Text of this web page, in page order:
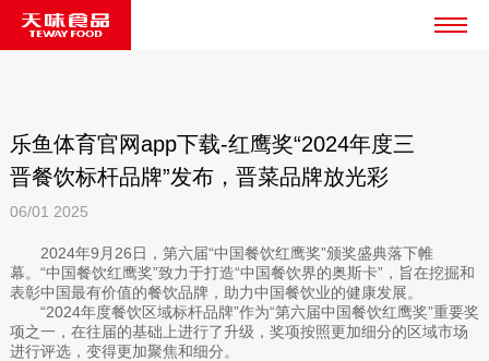
乐鱼体育官网app下载-红鹰奖“2024年度三
晋餐饮标杆品牌”发布，晋菜品牌放光彩
06/01 2025
2024年9月26日，第六届“中国餐饮红鹰奖”颁奖盛典落下帷
幕。“中国餐饮红鹰奖”致力于打造“中国餐饮界的奥斯卡”，旨在挖掘和
表彰中国最有价值的餐饮品牌，助力中国餐饮业的健康发展。
“2024年度餐饮区域标杆品牌”作为“第六届中国餐饮红鹰奖”重要奖
项之一，在往届的基础上进行了升级，奖项按照更加细分的区域市场
进行评选，变得更加聚焦和细分。